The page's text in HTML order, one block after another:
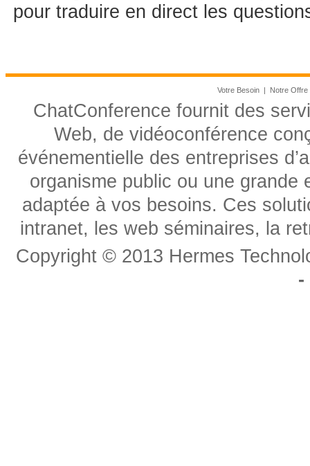
pour traduire en direct les
Votre Besoin | Notre Offre
ChatConference fournit des
Web, de vidéoconférence
événementielle des entreprises
organisme public ou une
adaptée à vos besoins. Ces
intranet, les web séminaires, la
Copyright © 2013 Hermes
-